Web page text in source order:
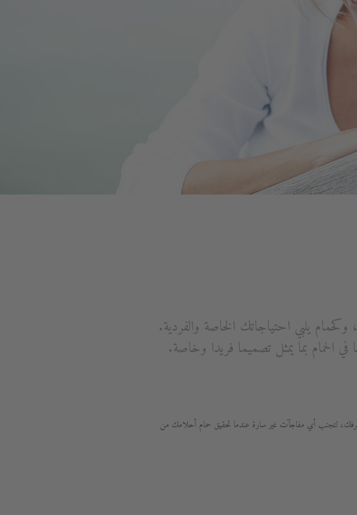
وكحمام يلبي احتياجاتك الخاصة والفردية.
الحمام بما يمثل تصميما فريدا وخاصة.
لتجنب أي مفاجآت غير سارة عندما تحقيق حمام أحلامك من